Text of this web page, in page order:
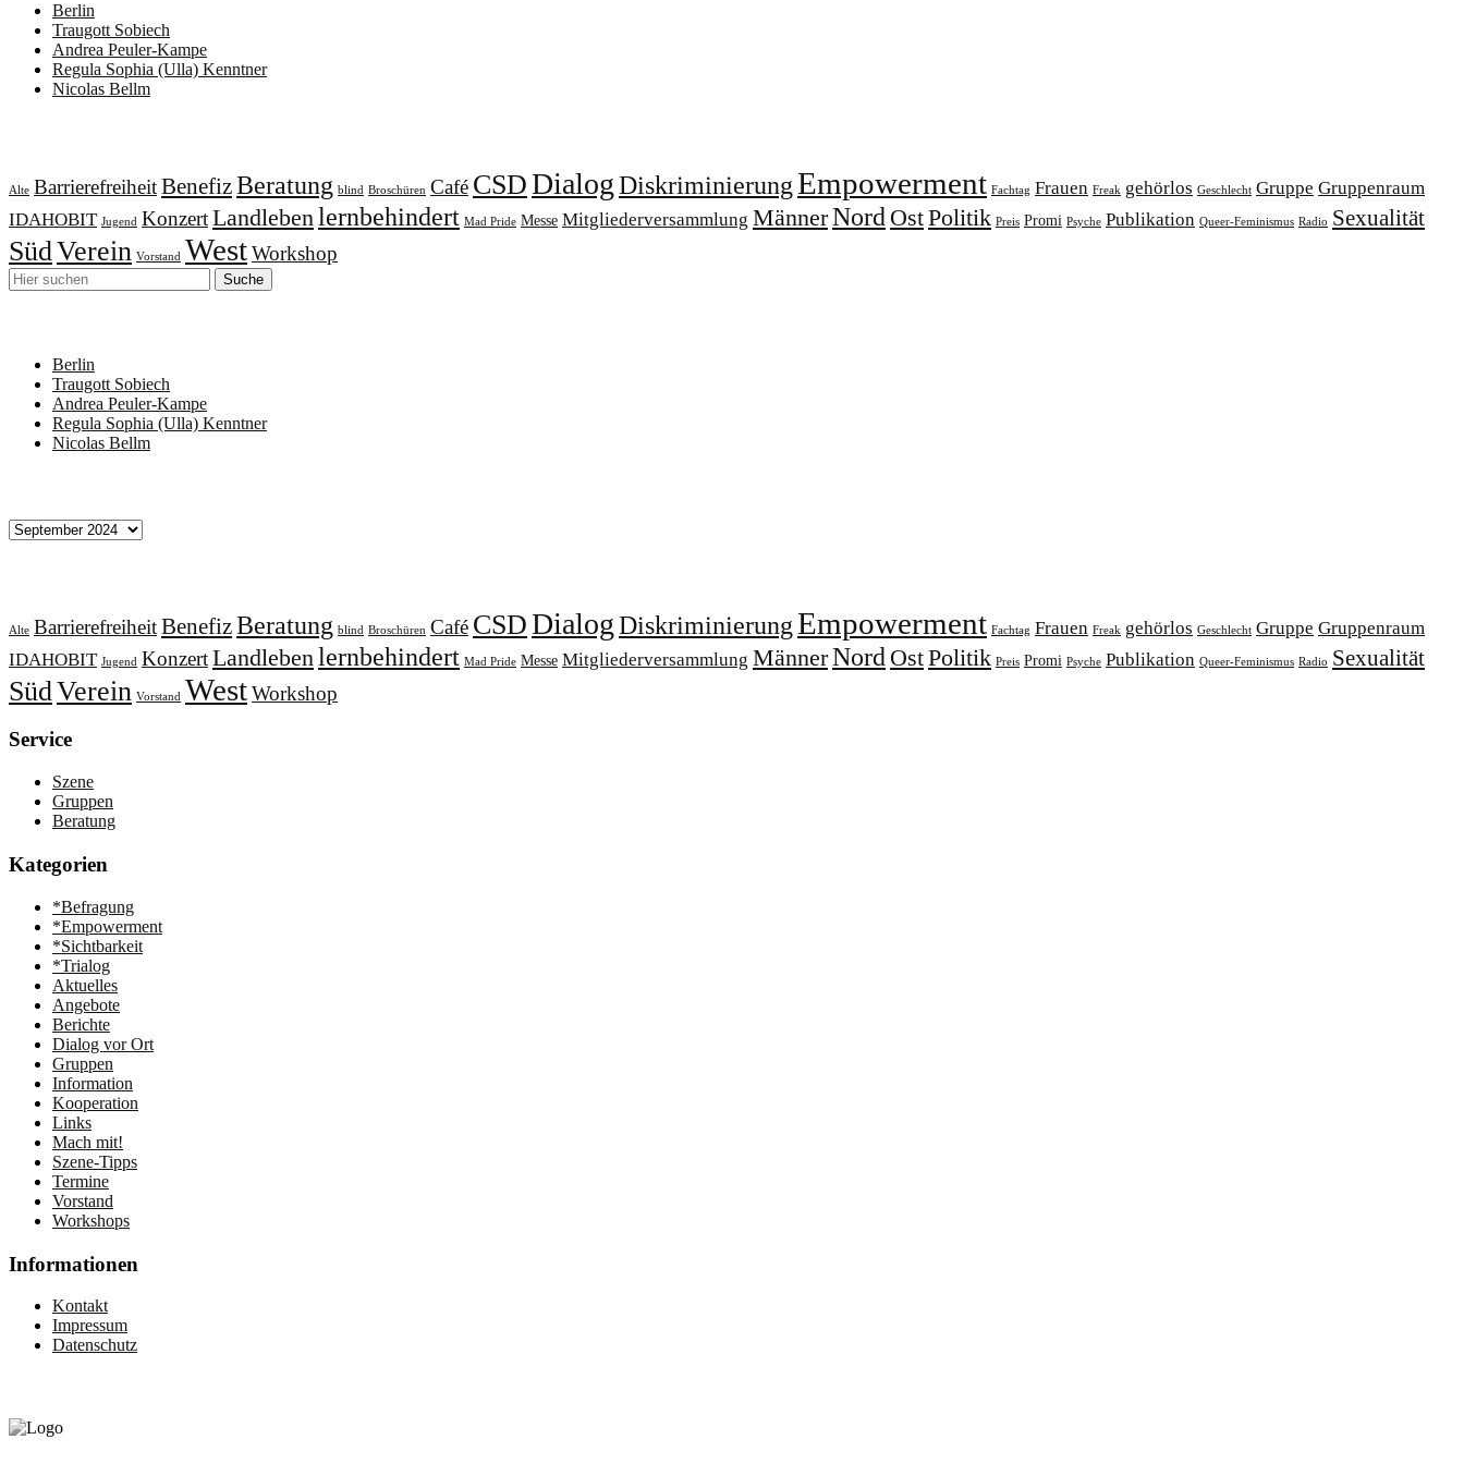
Berlin
Traugott Sobiech
Andrea Peuler-Kampe
Regula Sophia (Ulla) Kenntner
Nicolas Bellm
Alte BarrierefreiheitBenefizBeratung blind Broschüren Café CSDDialogDiskriminierungEmpowerment Fachtag Frauen Freak gehörlos Geschlecht Gruppe Gruppenraum
IDAHOBIT Jugend KonzertLandleben lernbehindert Mad Pride Messe Mitgliederversammlung MännerNord OstPolitik Preis Promi Psyche Publikation Queer-Feminismus Radio Sexualität
SüdVerein Vorstand WestWorkshop
Berlin
Traugott Sobiech
Andrea Peuler-Kampe
Regula Sophia (Ulla) Kenntner
Nicolas Bellm
Archiv
Alte BarrierefreiheitBenefizBeratung blind Broschüren Café CSDDialogDiskriminierungEmpowerment Fachtag Frauen Freak gehörlos Geschlecht Gruppe Gruppenraum
IDAHOBIT Jugend KonzertLandleben lernbehindert Mad Pride Messe Mitgliederversammlung MännerNord OstPolitik Preis Promi Psyche Publikation Queer-Feminismus Radio Sexualität
SüdVerein Vorstand WestWorkshop
Service
Szene
Gruppen
Beratung
Kategorien
*Befragung
*Empowerment
*Sichtbarkeit
*Trialog
Aktuelles
Angebote
Berichte
Dialog vor Ort
Gruppen
Information
Kooperation
Links
Mach mit!
Szene-Tipps
Termine
Vorstand
Workshops
Informationen
Kontakt
Impressum
Datenschutz